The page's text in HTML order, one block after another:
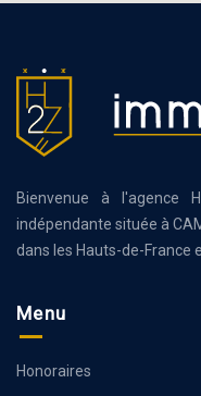
Bienvenue à l'agence
indépendante située à
dans les Hauts-de-France
Menu
Honoraires